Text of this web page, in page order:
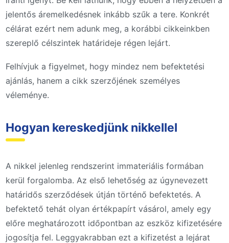
jelentős áremelkedésnek inkább szűk a tere. Konkrét
célárat ezért nem adunk meg, a korábbi cikkeinkben
szereplő célszintek határideje régen lejárt.
Felhívjuk a figyelmet, hogy mindez nem befektetési
ajánlás, hanem a cikk szerzőjének személyes
véleménye.
Hogyan kereskedjünk nikkellel
A nikkel jelenleg rendszerint immateriális formában
kerül forgalomba. Az első lehetőség az úgynevezett
határidős szerződések útján történő befektetés. A
befektető tehát olyan értékpapírt vásárol, amely egy
előre meghatározott időpontban az eszköz kifizetésére
jogosítja fel. Leggyakrabban ezt a kifizetést a lejárat